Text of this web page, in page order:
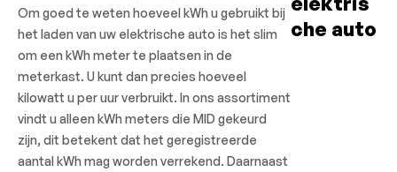
Om goed te weten hoeveel kWh u gebruikt bij
het laden van uw elektrische auto is het slim
om een kWh meter te plaatsen in de
meterkast. U kunt dan precies hoeveel
kilowatt u per uur verbruikt. In ons assortiment
vindt u alleen kWh meters die MID gekeurd
zijn, dit betekent dat het geregistreerde
aantal kWh mag worden verrekend. Daarnaast